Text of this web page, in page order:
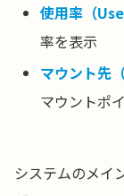
使用率（
率を表示
マウント先
マウントポ
システムのメイ